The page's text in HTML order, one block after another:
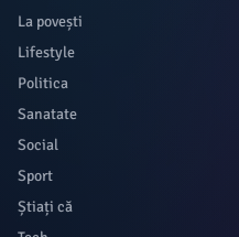
La povești
Lifestyle
Politica
Sanatate
Social
Sport
Știați că